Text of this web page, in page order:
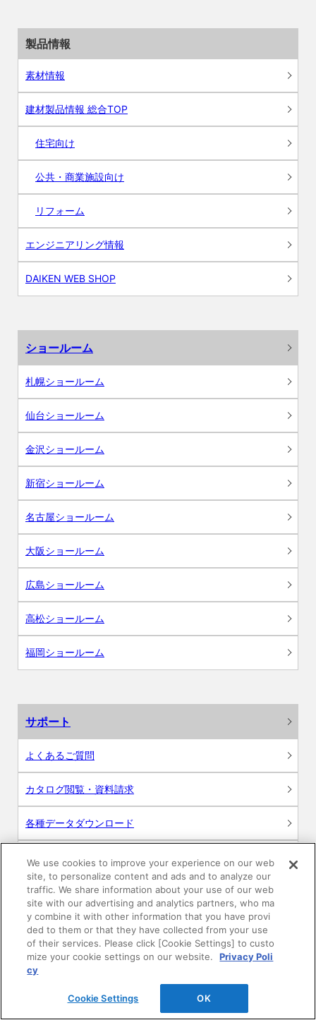
製品情報
素材情報
建材製品情報 総合TOP
住宅向け
公共・商業施設向け
リフォーム
エンジニアリング情報
DAIKEN WEB SHOP
ショールーム
札幌ショールーム
仙台ショールーム
金沢ショールーム
新宿ショールーム
名古屋ショールーム
大阪ショールーム
広島ショールーム
高松ショールーム
福岡ショールーム
サポート
よくあるご質問
カタログ閲覧・資料請求
各種データダウンロード
WEB見積・各種シミュレーション
交換用部品の購入
修理・点検
お問い合わせ
We use cookies to improve your experience on our web
site, to personalize content and ads and to analyze our
traffic. We share information about your use of our web
site with our advertising and analytics partners, who ma
y combine it with other information that you have provi
ded to them or that they have collected from your use
of their services. Please click [Cookie Settings] to custo
mize your cookie settings on our website.
Privacy Poli
cy
Cookie Settings OK